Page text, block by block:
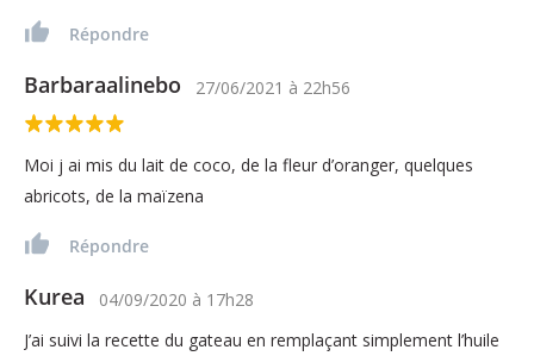
Répondre
Barbaraalinebo 27/06/2021 à 22h56
Moi j ai mis du lait de coco, de la fleur d’oranger, quelques
abricots, de la maïzena
Répondre
Kurea 04/09/2020 à 17h28
J’ai suivi la recette du gateau en remplaçant simplement l’huile